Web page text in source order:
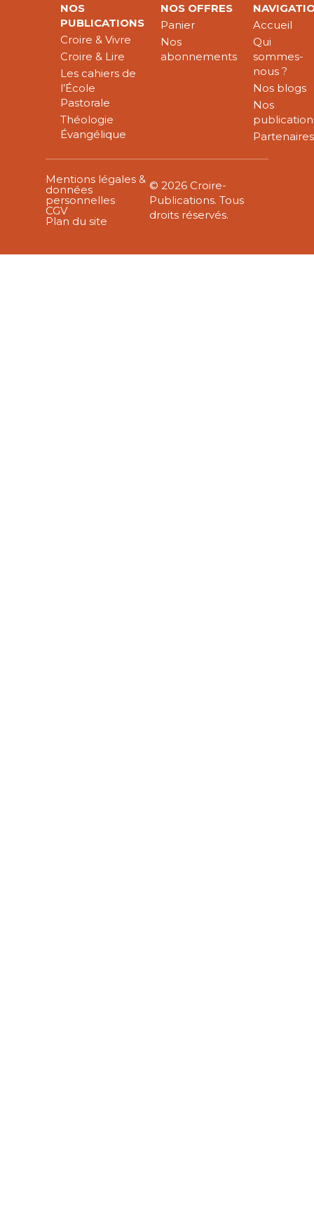
NOS
PUBLICATIONS
Croire & Vivre
Croire & Lire
Les cahiers de
l’École
Pastorale
Théologie
Évangélique
NOS OFFRES
Panier
Nos
abonnements
Accueil
Qui
sommes-
nous ?
Nos blogs
Nos
Partenaires
Mentions légales &
données
personnelles
CGV
Plan du site
© 2026 Croire-
Publications. Tous
droits réservés.